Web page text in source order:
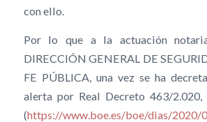
con ello.
Por lo que a la actuación
DIRECCIÓN GENERAL DE
FE PÚBLICA, una vez se ha
alerta por Real Decreto 463/
(https://www.boe.es/boe/dias/2020/